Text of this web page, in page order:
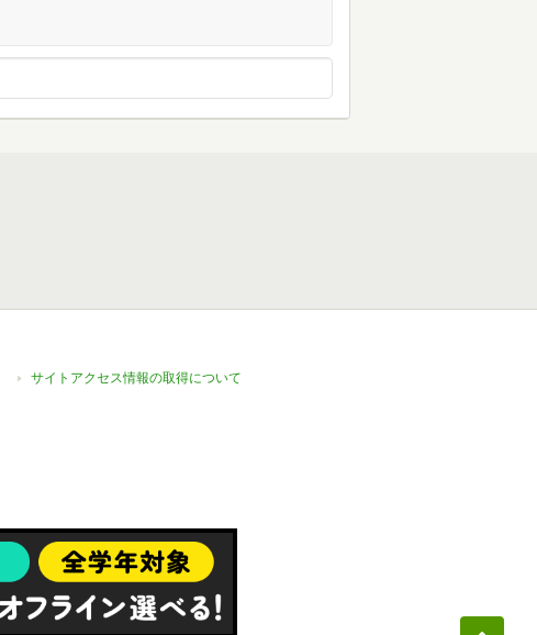
サイトアクセス情報の取得について